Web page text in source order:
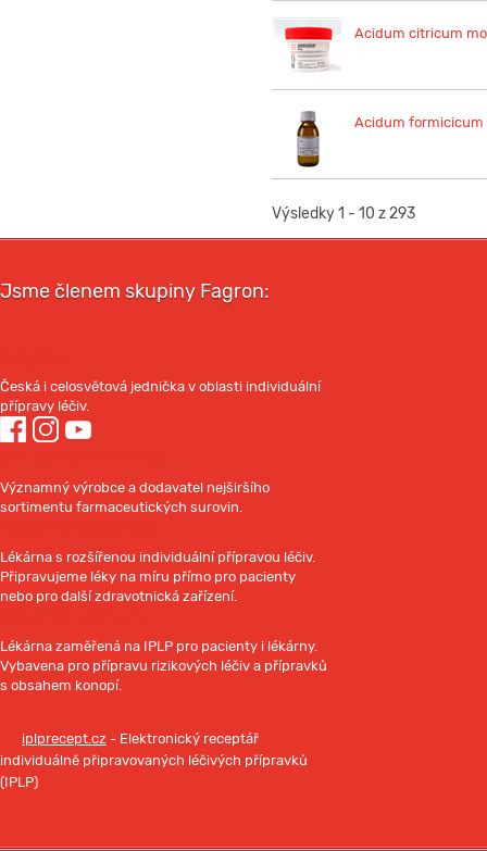
Acidum citricum
Acidum formicicum
Výsledky 1 - 10 z 293
Jsme členem skupiny Fagron:
Česká i celosvětová jednička v oblasti individuální
přípravy léčiv.
Významný výrobce a dodavatel nejširšího
sortimentu farmaceutických surovin.
Lékárna s rozšířenou individuální přípravou léčiv.
Připravujeme léky na míru přímo pro pacienty
nebo pro další zdravotnická zařízení.
Lékárna zaměřená na IPLP pro pacienty i lékárny.
Vybavena pro přípravu rizikových léčiv a přípravků
s obsahem konopí.
iplprecept.cz - Elektronický receptář
individuálně připravovaných léčivých přípravků
(IPLP)